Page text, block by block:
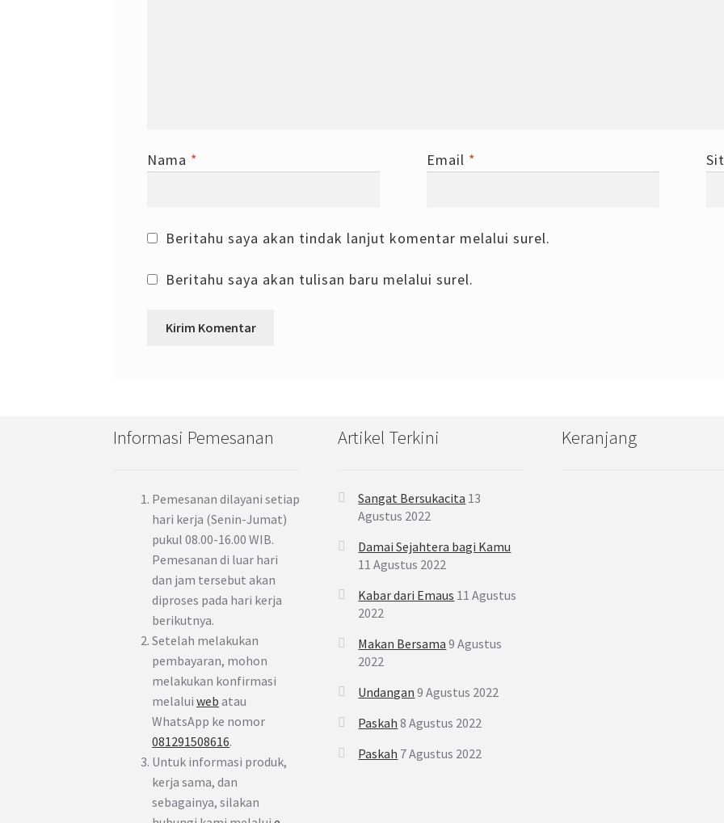
Nama * Email *
Beritahu saya akan tindak lanjut komentar melalui surel.
Beritahu saya akan tulisan baru melalui surel.
Informasi Pemesanan
Pemesanan dilayani setiap
hari kerja (Senin-Jumat)
pukul 08.00-16.00 WIB.
Pemesanan di luar hari
dan jam tersebut akan
diproses pada hari kerja
berikutnya.
Setelah melakukan
pembayaran, mohon
melakukan konfirmasi
melaluiweb atau
WhatsApp ke nomor
081291508616.
Untuk informasi produk,
kerja sama, dan
sebagainya, silakan
Artikel Terkini
Sangat Bersukacita 13
Agustus 2022
Damai Sejahtera bagi Kamu
11 Agustus 2022
Kabar dari Emaus 11 Agustus
2022
Makan Bersama 9 Agustus
2022
Undangan 9 Agustus 2022
Paskah 8 Agustus 2022
Paskah 7 Agustus 2022
Keranjang